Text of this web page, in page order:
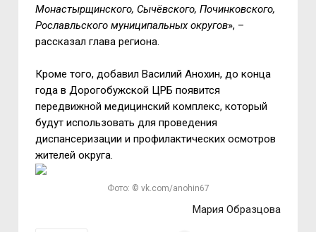
Монастырщинского, Сычёвского, Починковского,
Рославльского муниципальных округов», –
рассказал глава региона.
Кроме того, добавил Василий Анохин, до конца
года в Дорогобужской ЦРБ появится
передвижной медицинский комплекс, который
будут использовать для проведения
диспансеризации и профилактических осмотров
жителей округа.
Фото: © vk.com/anohin67
Мария Образцова